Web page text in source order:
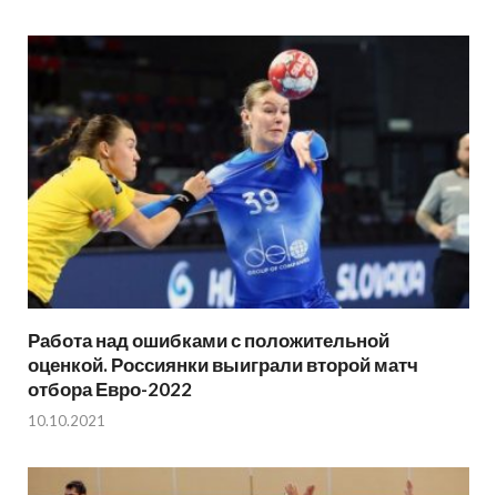
Работа над ошибками с положительной
оценкой. Россиянки выиграли второй матч
отбора Евро-2022
10.10.2021